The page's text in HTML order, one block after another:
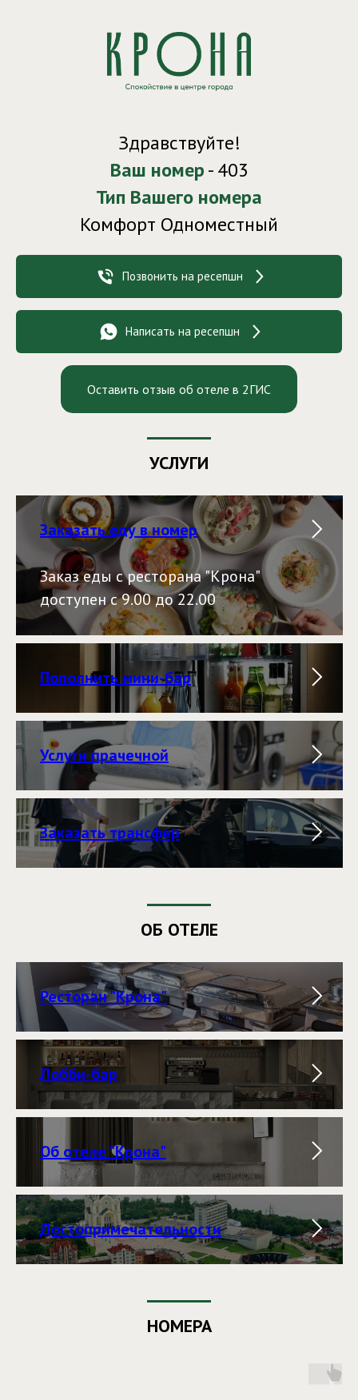
Здравствуйте!
Ваш номер- 403
Тип Вашего номера
Комфорт Одноместный
Позвонить на ресепшн
Написать на ресепшн
Оставить отзыв об отеле в 2ГИС
УСЛУГИ
Заказать еду в номер
Заказ еды с ресторана "Крона"
доступен с 9.00 до 22.00
Пополнить мини-бар
Услуги прачечной
Заказать трансфер
ОБ ОТЕЛЕ
Ресторан "Крона"
Лобби-бар
Об отеле "Крона"
Достопримечательности
НОМЕРА